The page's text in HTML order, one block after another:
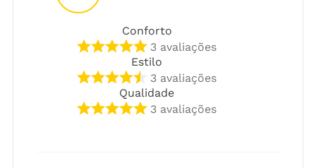
Conforto
3 avaliações
Estilo
3 avaliações
Qualidade
3 avaliações